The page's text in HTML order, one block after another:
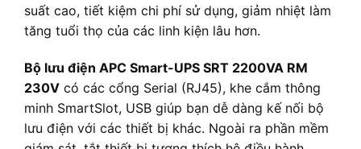
suất cao, tiết kiệm chi phí sử dụng, giảm nhiệt làm
tăng tuổi thọ của các linh kiện lâu hơn.
Bộ lưu điện APC Smart-UPS SRT 2200VA RM
230V có các cổng Serial (RJ45), khe cắm thông
minh SmartSlot, USB giúp bạn dễ dàng kế nối bộ
lưu điện với các thiết bị khác. Ngoài ra phần mềm